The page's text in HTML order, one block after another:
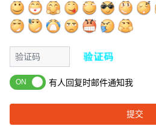
有人回复时邮件通知我
提交